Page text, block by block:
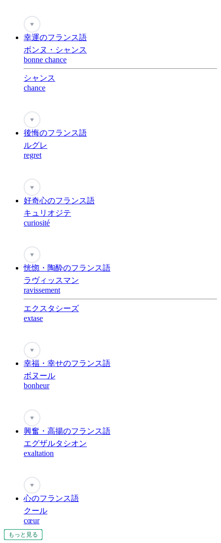
もっと見る
もっと見る
もっと見る
もっと見る
もっと見る
もっと見る
♥
幸運のフランス語
ボンヌ・シャンス
bonne chance
シャンス
chance
もっと見る
♥
後悔のフランス語
ルグレ
regret
♥
好奇心のフランス語
キュリオジテ
curiosité
♥
恍惚・陶酔のフランス語
ラヴィッスマン
ravissement
エクスタシーズ
extase
♥
幸福・幸せのフランス語
ボヌール
bonheur
♥
興奮・高揚のフランス語
エグザルタシオン
exaltation
♥
心のフランス語
クール
cœur
もっと見る
もっと見る
もっと見る
もっと見る
もっと見る
もっと見る
もっと見る
もっと見る
もっと見る
もっと見る
もっと見る